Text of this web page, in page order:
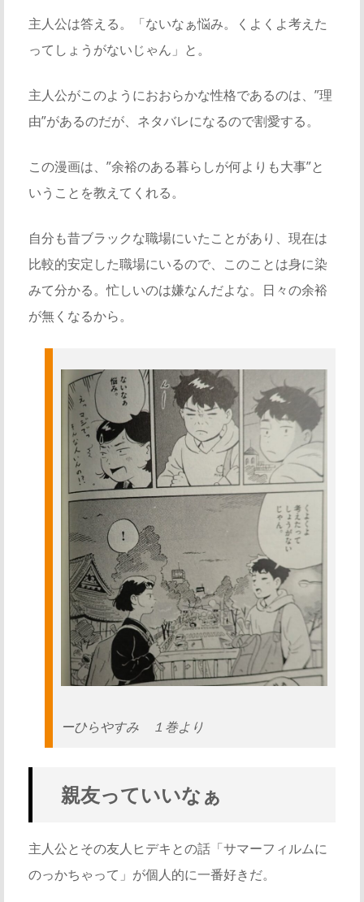
主人公は答える。「ないなぁ悩み。くよくよ考えた
ってしょうがないじゃん」と。
主人公がこのようにおおらかな性格であるのは、”理
由”があるのだが、ネタバレになるので割愛する。
この漫画は、”余裕のある暮らしが何よりも大事”と
いうことを教えてくれる。
自分も昔ブラックな職場にいたことがあり、現在は
比較的安定した職場にいるので、このことは身に染
みて分かる。忙しいのは嫌なんだよな。日々の余裕
が無くなるから。
ーひらやすみ １巻より
親友っていいなぁ
主人公とその友人ヒデキとの話「サマーフィルムに
のっかちゃって」が個人的に一番好きだ。